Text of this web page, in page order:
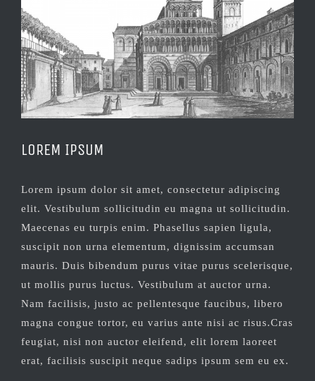
LOREM IPSUM
Lorem ipsum dolor sit amet, consectetur adipiscing
elit. Vestibulum sollicitudin eu magna ut sollicitudin.
Maecenas eu turpis enim. Phasellus sapien ligula,
suscipit non urna elementum, dignissim accumsan
mauris. Duis bibendum purus vitae purus scelerisque,
ut mollis purus luctus. Vestibulum at auctor urna.
Nam facilisis, justo ac pellentesque faucibus, libero
magna congue tortor, eu varius ante nisi ac risus.Cras
feugiat, nisi non auctor eleifend, elit lorem laoreet
erat, facilisis suscipit neque sadips ipsum sem eu ex.